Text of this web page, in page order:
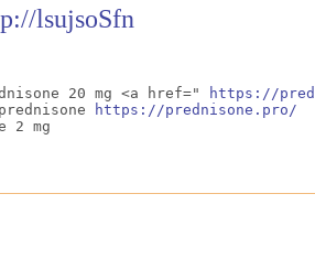
lsujsoSfn
20 mg <a href="
https://
https://prednisone.pro/
2 mg